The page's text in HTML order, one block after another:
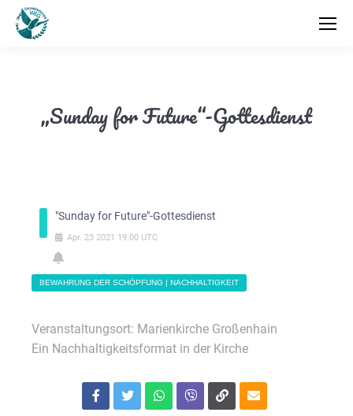
„Sunday for Future“-Gottesdienst
"Sunday for Future"-Gottesdienst
Apr. 23 2021 19:00 UTC
BEWAHRUNG DER SCHÖPFUNG | NACHHALTIGKEIT
Veranstaltungsort: Marienkirche Großenhain
Ein Nachhaltigkeitsformat in der Kirche